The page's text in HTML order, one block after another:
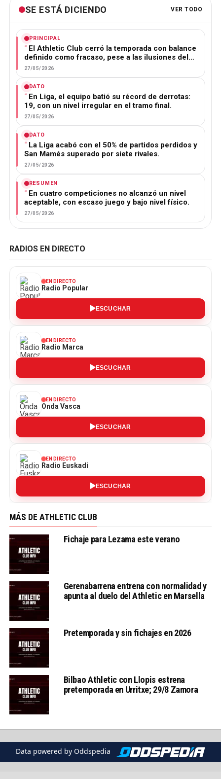
SE ESTÁ DICIENDO VER TODO
PRINCIPAL
El Athletic Club cerró la temporada con balance
definido como fracaso, pese a las ilusiones del…
27/05/2026
DATO
En Liga, el equipo batió su récord de derrotas:
19, con un nivel irregular en el tramo final.
27/05/2026
DATO
La Liga acabó con el 50% de partidos perdidos y
San Mamés superado por siete rivales.
27/05/2026
RESUMEN
En cuatro competiciones no alcanzó un nivel
aceptable, con escaso juego y bajo nivel físico.
27/05/2026
RADIOS EN DIRECTO
EN DIRECTO
Radio Popular
ESCUCHAR
EN DIRECTO
Radio Marca
ESCUCHAR
EN DIRECTO
Onda Vasca
ESCUCHAR
EN DIRECTO
Radio Euskadi
ESCUCHAR
MÁS DE ATHLETIC CLUB
Fichaje para Lezama este verano
Gerenabarrena entrena con normalidad y
apunta al duelo del Athletic en Marsella
Pretemporada y sin fichajes en 2026
Bilbao Athletic con Llopis estrena
pretemporada en Urritxe; 29/8 Zamora
Data powered by Oddspedia